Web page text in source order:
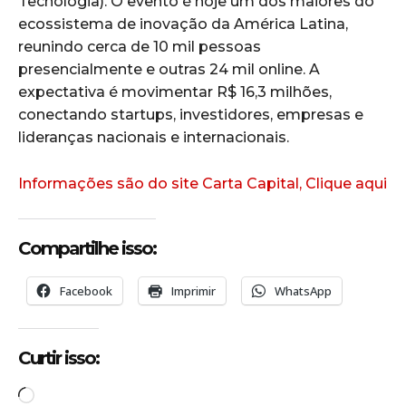
ecossistema de inovação da América Latina,
reunindo cerca de 10 mil pessoas
presencialmente e outras 24 mil online. A
expectativa é movimentar R$ 16,3 milhões,
conectando startups, investidores, empresas e
lideranças nacionais e internacionais.
Informações são do site Carta Capital, Clique aqui
Compartilhe isso:
Facebook Imprimir WhatsApp
Curtir isso:
C